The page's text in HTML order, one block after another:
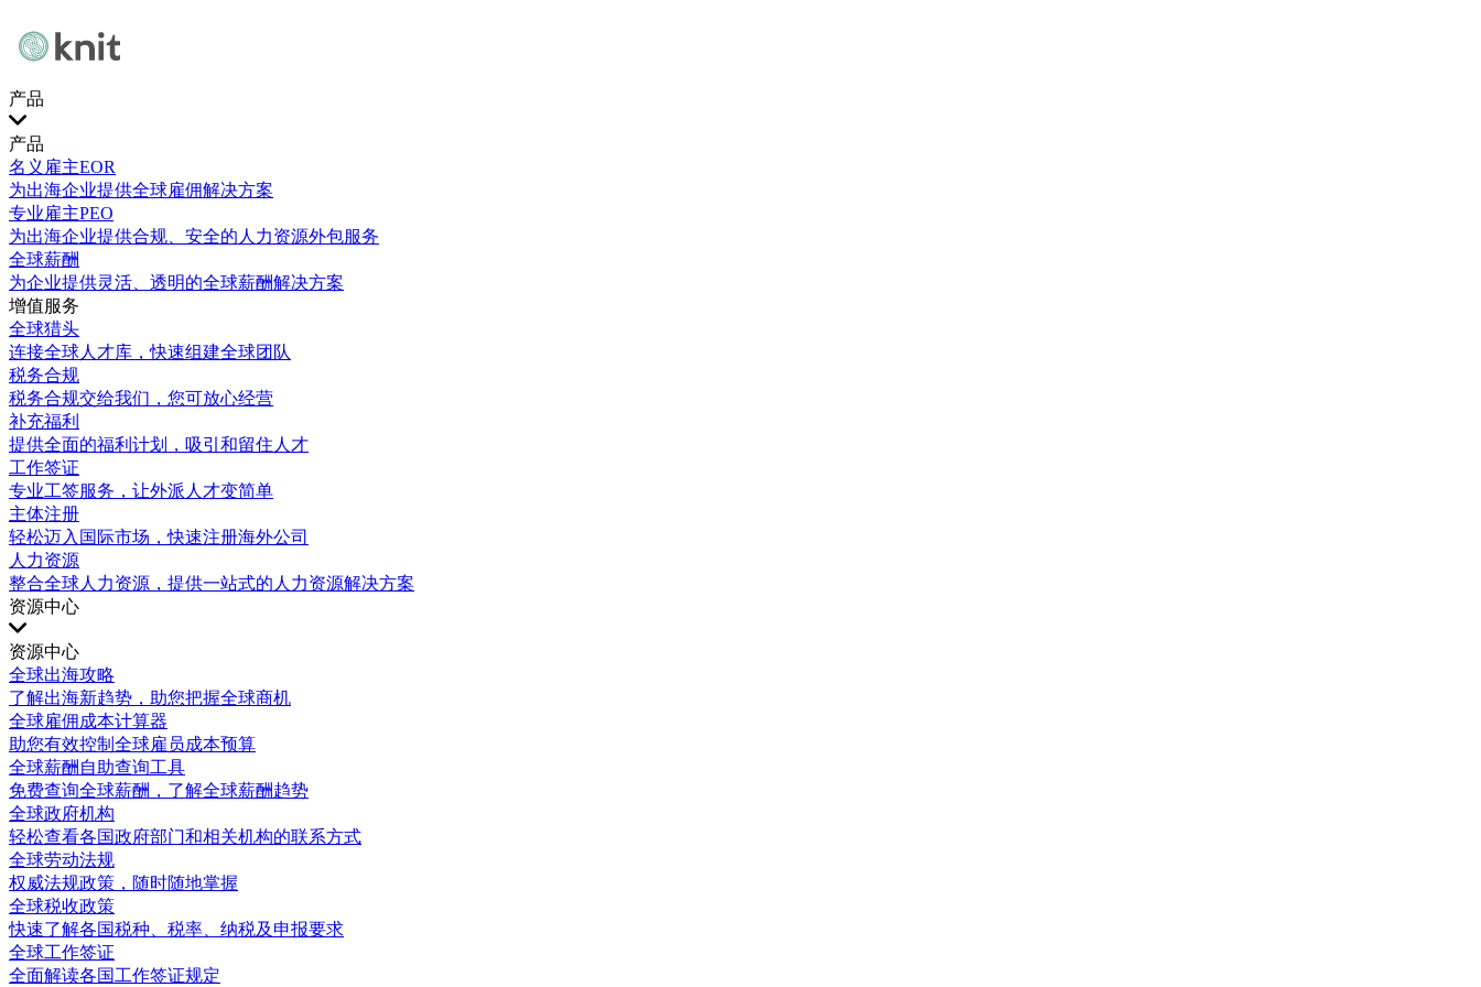
产品
产品
名义雇主EOR
为出海企业提供全球雇佣解决方案
专业雇主PEO
为出海企业提供合规、安全的人力资源外包服务
全球薪酬
为企业提供灵活、透明的全球薪酬解决方案
增值服务
全球猎头
连接全球人才库，快速组建全球团队
税务合规
税务合规交给我们，您可放心经营
补充福利
提供全面的福利计划，吸引和留住人才
工作签证
专业工签服务，让外派人才变简单
主体注册
轻松迈入国际市场，快速注册海外公司
人力资源
整合全球人力资源，提供一站式的人力资源解决方案
资源中心
资源中心
全球出海攻略
了解出海新趋势，助您把握全球商机
全球雇佣成本计算器
助您有效控制全球雇员成本预算
全球薪酬自助查询工具
免费查询全球薪酬，了解全球薪酬趋势
全球政府机构
轻松查看各国政府部门和相关机构的联系方式
全球劳动法规
权威法规政策，随时随地掌握
全球税收政策
快速了解各国税种、税率、纳税及申报要求
全球工作签证
全面解读各国工作签证规定